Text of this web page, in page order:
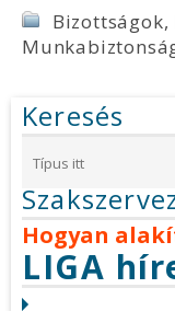
Bizottságok,
Keresés
Hogyan
LIGA